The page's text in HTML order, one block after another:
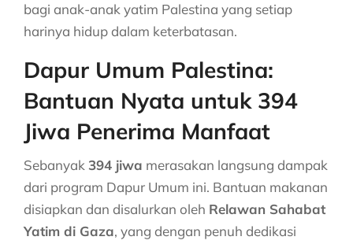
bagi anak-anak yatim Palestina yang setiap
harinya hidup dalam keterbatasan.
Dapur Umum Palestina:
Bantuan Nyata untuk 394
Jiwa Penerima Manfaat
Sebanyak 394 jiwa merasakan langsung dampak
dari program Dapur Umum ini. Bantuan makanan
disiapkan dan disalurkan oleh Relawan Sahabat
Yatim di Gaza, yang dengan penuh dedikasi